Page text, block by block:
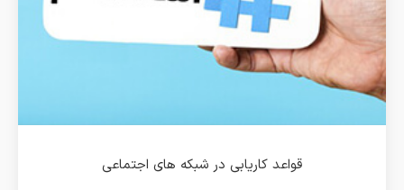
قواعد کاریابی در شبکه های اجتماعی